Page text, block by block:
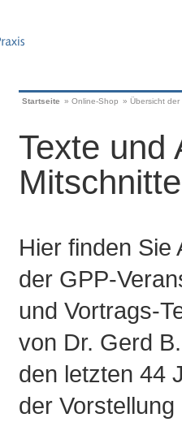
Startseite » Online-Shop » Übersicht
Texte und
Mitschnitte
Hier finden Sie
der GPP-
und Vortrags-
von Dr. Gerd
den letzten 44
der